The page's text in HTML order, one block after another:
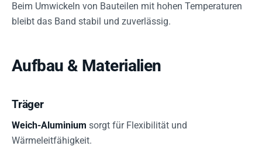
Beim Umwickeln von Bauteilen mit hohen Temperaturen
bleibt das Band stabil und zuverlässig.
Aufbau & Materialien
Träger
Weich-Aluminium sorgt für Flexibilität und
Wärmeleitfähigkeit.